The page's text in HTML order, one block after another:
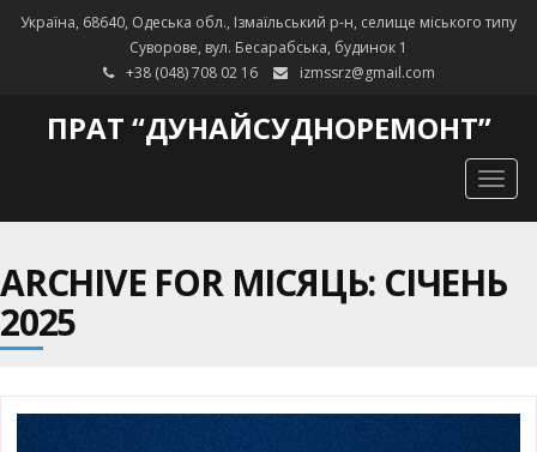
Україна, 68640, Одеська обл., Ізмаїльський р-н, селище міського типу
Суворове, вул. Бесарабська, будинок 1
+38 (048) 708 02 16
izmssrz@gmail.com
ПРАТ “ДУНАЙСУДНОРЕМОНТ”
ARCHIVE FOR МІСЯЦЬ: СІЧЕНЬ
2025